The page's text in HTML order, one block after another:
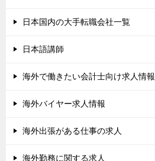
日本国内の大手転職会社一覧
日本語講師
海外で働きたい会計士向け求人情報
海外バイヤー求人情報
海外出張がある仕事の求人
海外勤務に関する求人